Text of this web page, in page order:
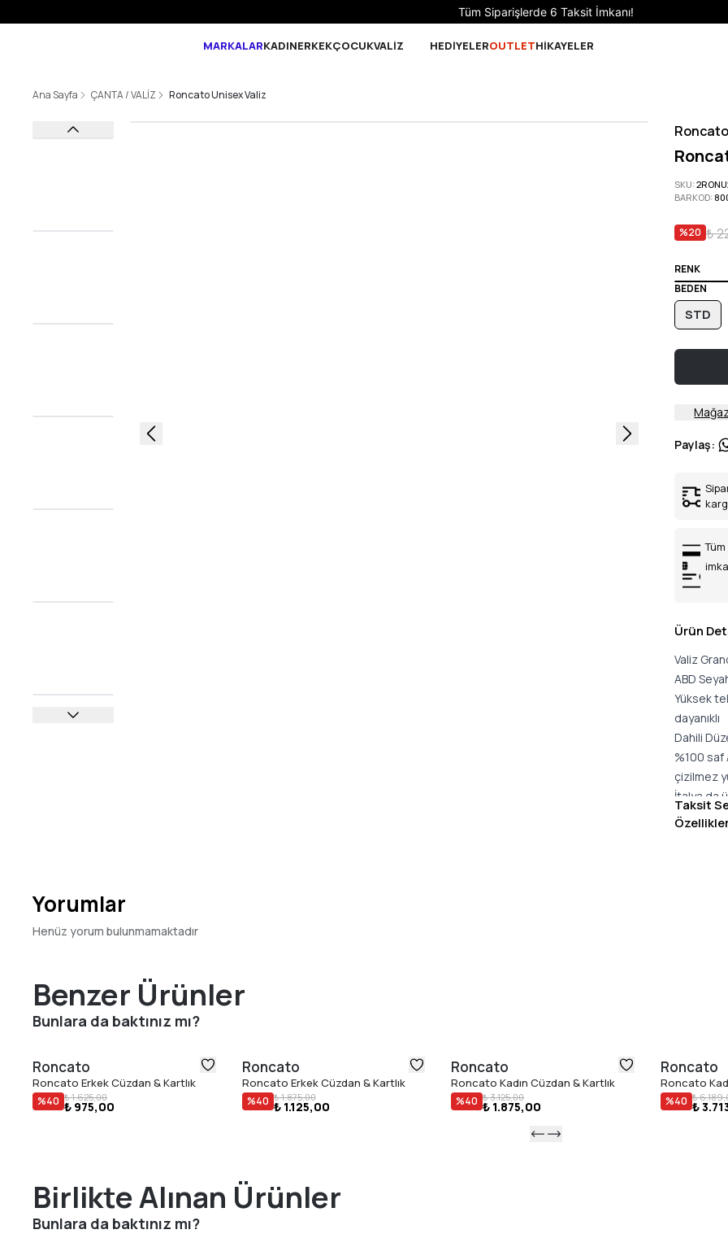
Tüm Siparişlerde 6 Taksit İmkanı!
MARKALARKADINERKEKÇOCUKVALİZ HEDİYELEROUTLETHİKAYELER
Ana Sayfa ÇANTA / VALİZ Roncato Unisex Valiz
Roncato
SKU:
BARKOD:
%20 ₺
RENK
BEDEN
STD
Paylaş:
Ürün
Valiz
ABD
Yüksek
dayanıklı
Dahili
%100 saf
çizilmez
İtalya da
süper
Taksit
Yorumlar
Henüz yorum bulunmamaktadır
Benzer Ürünler
Bunlara da baktınız mı?
Roncato
Roncato Erkek Cüzdan & Kartlık
%40 ₺ 1.625,00
₺ 975,00
Roncato
Roncato Erkek Cüzdan & Kartlık
%40 ₺ 1.875,00
₺ 1.125,00
Roncato
Roncato Kadın Cüzdan & Kartlık
%40 ₺ 3.125,00
₺ 1.875,00
Roncato
Roncato
%40 ₺
₺
Birlikte Alınan Ürünler
Bunlara da baktınız mı?